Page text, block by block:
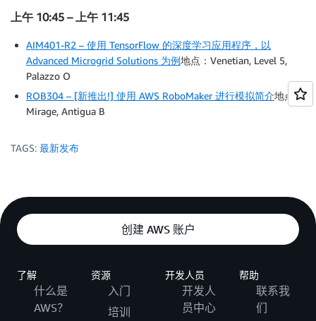
上午 10:45 – 上午 11:45
AIM401-R2 – 使用 TensorFlow 的深度学习应用程序，以
Advanced Microgrid Solutions 为例地点：Venetian, Level 5,
Palazzo O
ROB304 – [新推出!] 使用 AWS RoboMaker 进行模拟简介地点：
Mirage, Antigua B
TAGS: 最新发布
创建 AWS 账户
了解
什么是
AWS？
资源
入门
培训
开发人员
开发人
员中心
帮助
联系我
们